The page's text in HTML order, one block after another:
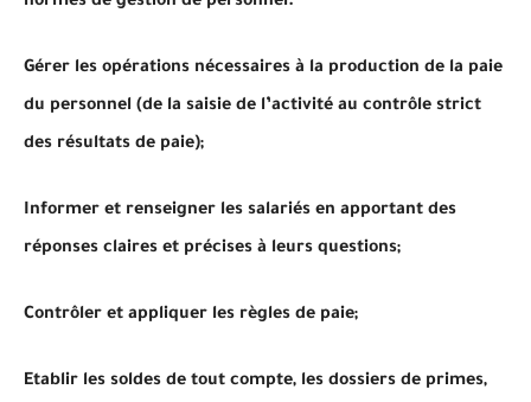
Gérer les opérations nécessaires à la production de la paie
du personnel (de la saisie de l’activité au contrôle strict
des résultats de paie);
Informer et renseigner les salariés en apportant des
réponses claires et précises à leurs questions;
Contrôler et appliquer les règles de paie;
Etablir les soldes de tout compte, les dossiers de primes,